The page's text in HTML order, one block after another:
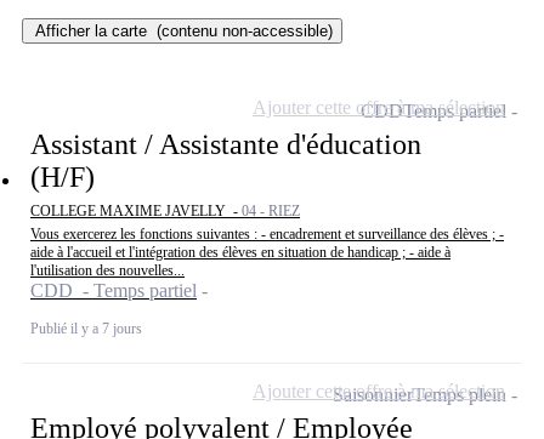
Afficher la carte (contenu non-accessible)
Assistant / Assistante d'éducation
(H/F)
COLLEGE MAXIME JAVELLY - 04 - RIEZ
Vous exercerez les fonctions suivantes : - encadrement et surveillance des élèves ; -
aide à l'accueil et l'intégration des élèves en situation de handicap ; - aide à
l'utilisation des nouvelles...
CDD - Temps partiel
Publié il y a 7 jours
CDDTemps partiel
Ajouter cette offre à ma sélection
Employé polyvalent / Employée
SaisonnierTemps plein
Ajouter cette offre à ma sélection